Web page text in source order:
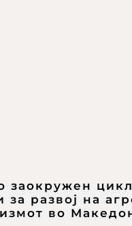
заокружен
за развој на
во